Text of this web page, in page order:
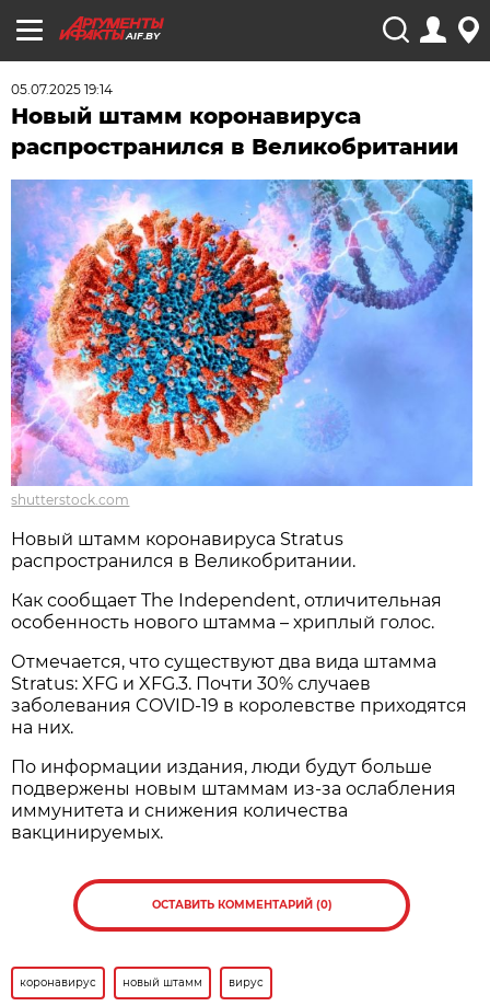
AIF.BY
05.07.2025 19:14
Новый штамм коронавируса
распространился в Великобритании
shutterstock.com
Новый штамм коронавируса Stratus
распространился в Великобритании.
Как сообщает The Independent, отличительная
особенность нового штамма – хриплый голос.
Отмечается, что существуют два вида штамма
Stratus: XFG и XFG.3. Почти 30% случаев
заболевания COVID-19 в королевстве приходятся
на них.
По информации издания, люди будут больше
подвержены новым штаммам из-за ослабления
иммунитета и снижения количества
вакцинируемых.
ОСТАВИТЬ КОММЕНТАРИЙ (0)
коронавирус новый штамм вирус